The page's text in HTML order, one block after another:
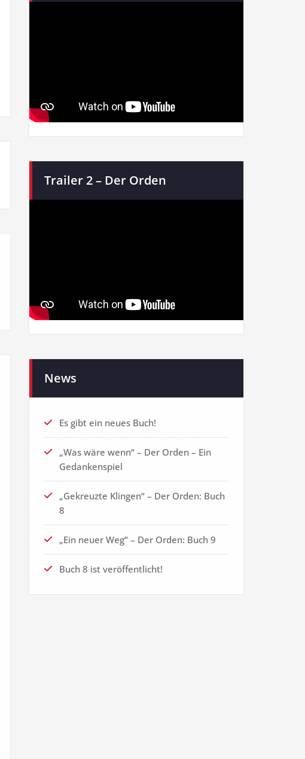
Trailer 2 – Der Orden
News
Es gibt ein neues Buch!
„Was wäre wenn“ – Der Orden – Ein
Gedankenspiel
„Gekreuzte Klingen“ – Der Orden: Buch
8
„Ein neuer Weg“ – Der Orden: Buch 9
Buch 8 ist veröffentlicht!